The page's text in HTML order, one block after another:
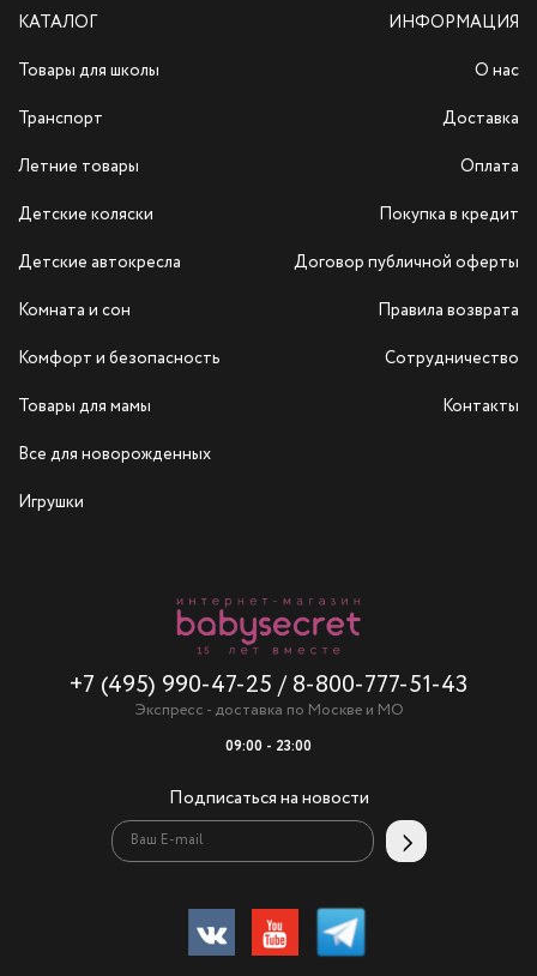
КАТАЛОГ
Товары для школы
Транспорт
Летние товары
Детские коляски
Детские автокресла
Комната и сон
Комфорт и безопасность
Товары для мамы
Все для новорожденных
Игрушки
+7 (495) 990-47-25 / 8-800-777-51-43
Экспресс - доставка по Москве и МО
09:00 - 23:00
Подписаться на новости
ИНФОРМАЦИЯ
О нас
Доставка
Оплата
Покупка в кредит
Договор публичной оферты
Правила возврата
Сотрудничество
Контакты